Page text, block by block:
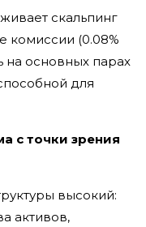
скальпинг
комиссии (0.08%
на основных парах
для
с точки зрения
высокий:
активов,